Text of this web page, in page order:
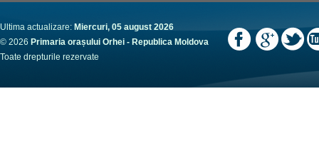
Ultima actualizare: Miercuri, 05 august 2026
© 2026 Primaria orașului Orhei - Republica Moldova
Toate drepturile rezervate